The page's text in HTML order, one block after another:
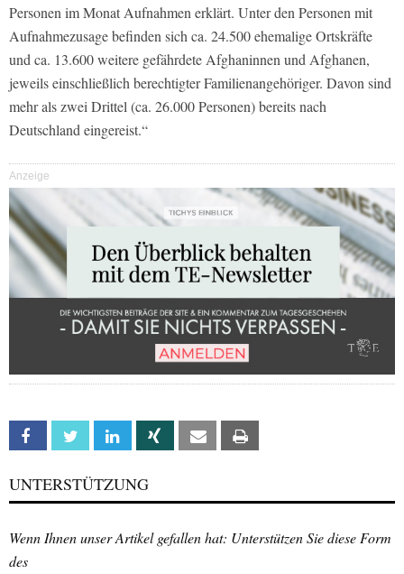
Personen im Monat Aufnahmen erklärt. Unter den Personen mit
Aufnahmezusage befinden sich ca. 24.500 ehemalige Ortskräfte
und ca. 13.600 weitere gefährdete Afghaninnen und Afghanen,
jeweils einschließlich berechtigter Familienangehöriger. Davon sind
mehr als zwei Drittel (ca. 26.000 Personen) bereits nach
Deutschland eingereist.“
Anzeige
Facebook Twitter Linkedin Xing Email
UNTERSTÜTZUNG
Wenn Ihnen unser Artikel gefallen hat: Unterstützen Sie diese Form
des